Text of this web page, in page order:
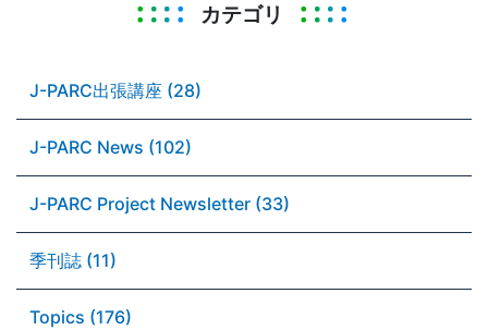
カテゴリ
J-PARC出張講座 (28)
J-PARC News (102)
J-PARC Project Newsletter (33)
季刊誌 (11)
Topics (176)